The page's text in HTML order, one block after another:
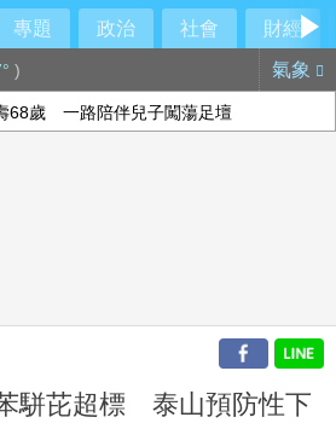
專題 政治 社會
財經
) 氣象
68歲 一路陪伴兒子闖蕩足壇
駢芘超標 泰山預防性下